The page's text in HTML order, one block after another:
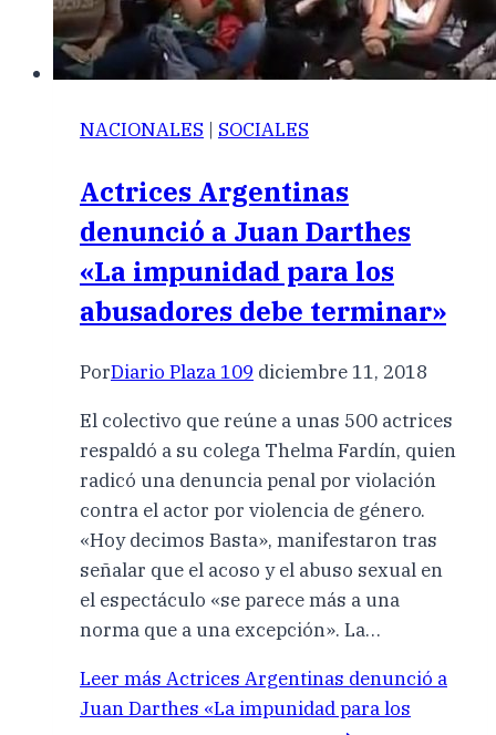
NACIONALES | SOCIALES
Actrices Argentinas
denunció a Juan Darthes
«La impunidad para los
abusadores debe terminar»
PorDiario Plaza 109 diciembre 11, 2018
El colectivo que reúne a unas 500 actrices
respaldó a su colega Thelma Fardín, quien
radicó una denuncia penal por violación
contra el actor por violencia de género.
«Hoy decimos Basta», manifestaron tras
señalar que el acoso y el abuso sexual en
el espectáculo «se parece más a una
norma que a una excepción». La…
Leer más Actrices Argentinas denunció a
Juan Darthes «La impunidad para los